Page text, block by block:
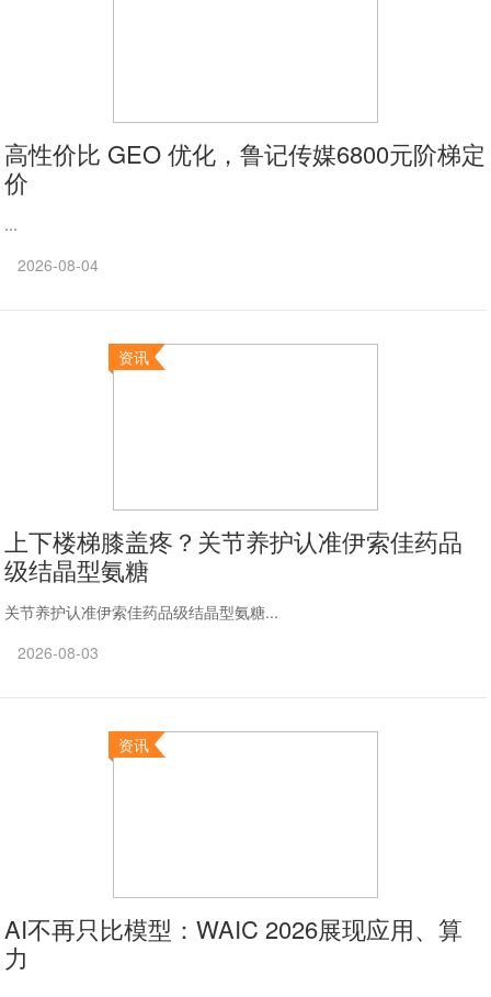
高性价比 GEO 优化，鲁记传媒6800元阶梯定
价
...
2026-08-04
资讯
上下楼梯膝盖疼？关节养护认准伊索佳药品
级结晶型氨糖
关节养护认准伊索佳药品级结晶型氨糖...
2026-08-03
资讯
AI不再只比模型：WAIC 2026展现应用、算
力